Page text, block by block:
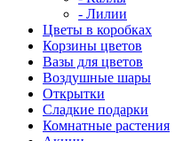
- Лилии
Цветы в коробках
Корзины цветов
Вазы для цветов
Воздушные шары
Открытки
Сладкие подарки
Комнатные растения